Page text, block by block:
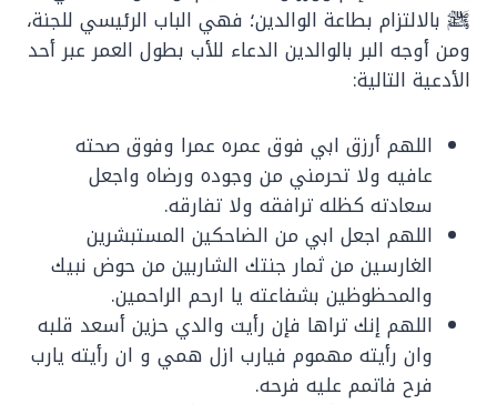
ﷺ بالالتزام بطاعة الوالدين؛ فهي الباب الرئيسي للجنة،
ومن أوجه البر بالوالدين الدعاء للأب بطول العمر عبر أحد
الأدعية التالية:
اللهم أرزق ابي فوق عمره عمرا وفوق صحته
عافيه ولا تحرمني من وجوده ورضاه واجعل
سعادته كظله ترافقه ولا تفارقه.
اللهم اجعل ابي من الضاحكين المستبشرين
الغارسين من ثمار جنتك الشاربين من حوض نبيك
والمحظوظين بشفاعته يا ارحم الراحمين.
اللهم إنك تراها فإن رأيت والدي حزين أسعد قلبه
وان رأيته مهموم فيارب ازل همي و ان رأيته يارب
فرح فاتمم عليه فرحه.